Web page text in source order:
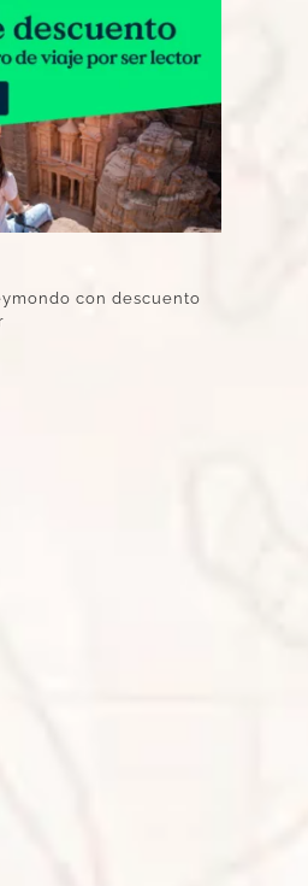
con descuento